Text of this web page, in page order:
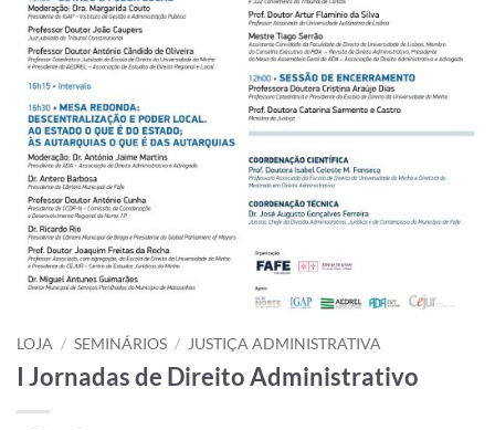
LOJA / SEMINÁRIOS / JUSTIÇA ADMINISTRATIVA
I Jornadas de Direito Administrativo